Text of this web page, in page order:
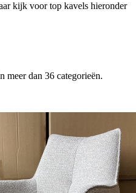
kijk voor top kavels hieronder
meer dan 36 categorieën.